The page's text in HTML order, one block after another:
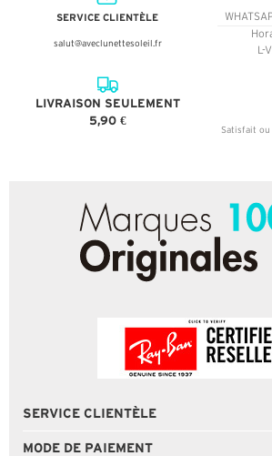
SERVICE CLIENTÈLE
salut@aveclunettesoleil.fr
L-
LIVRAISON SEULEMENT
5,90 €
Satisfait ou
SERVICE CLIENTÈLE
MODE DE PAIEMENT